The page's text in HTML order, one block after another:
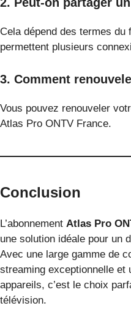
Cela dépend des termes
permettent plusieurs
3. Comment
Vous pouvez renouveler
Atlas Pro ONTV France.
Conclusion
L’abonnement Atlas Pro
une solution idéale pour un
Avec une large gamme de
streaming exceptionnelle et
appareils, c’est le choix
télévision.